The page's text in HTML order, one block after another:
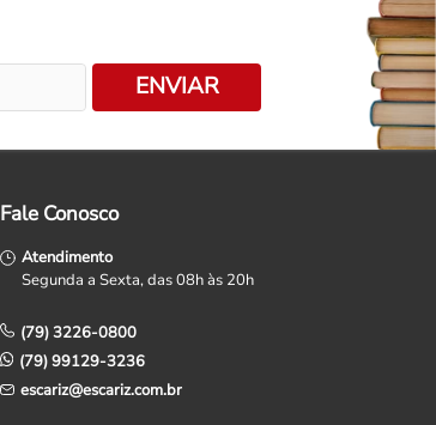
ENVIAR
Fale Conosco
Atendimento
Segunda a Sexta, das 08h às 20h
(79) 3226-0800
(79) 99129-3236
escariz@escariz.com.br